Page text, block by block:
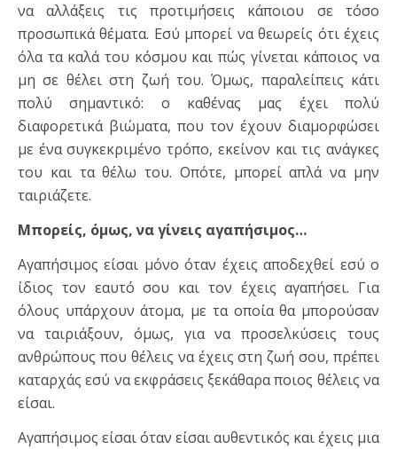
να αλλάξεις τις προτιμήσεις κάποιου σε τόσο
προσωπικά θέματα. Εσύ μπορεί να θεωρείς ότι έχεις
όλα τα καλά του κόσμου και πώς γίνεται κάποιος να
μη σε θέλει στη ζωή του. Όμως, παραλείπεις κάτι
πολύ σημαντικό: ο καθένας μας έχει πολύ
διαφορετικά βιώματα, που τον έχουν διαμορφώσει
με ένα συγκεκριμένο τρόπο, εκείνον και τις ανάγκες
του και τα θέλω του. Οπότε, μπορεί απλά να μην
ταιριάζετε.
Μπορείς, όμως, να γίνεις αγαπήσιμος…
Αγαπήσιμος είσαι μόνο όταν έχεις αποδεχθεί εσύ ο
ίδιος τον εαυτό σου και τον έχεις αγαπήσει. Για
όλους υπάρχουν άτομα, με τα οποία θα μπορούσαν
να ταιριάξουν, όμως, για να προσελκύσεις τους
ανθρώπους που θέλεις να έχεις στη ζωή σου, πρέπει
καταρχάς εσύ να εκφράσεις ξεκάθαρα ποιος θέλεις να
είσαι.
Αγαπήσιμος είσαι όταν είσαι αυθεντικός και έχεις μια